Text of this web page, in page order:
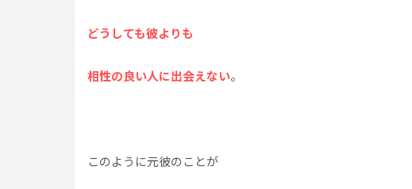
どうしても彼よりも
相性の良い人に出会えない。
このように元彼のことが